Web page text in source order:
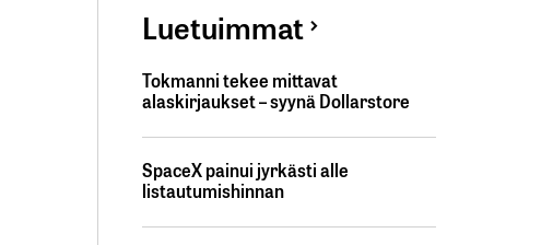
Luetuimmat
Tokmanni tekee mittavat
alaskirjaukset – syynä Dollarstore
SpaceX painui jyrkästi alle
listautumishinnan